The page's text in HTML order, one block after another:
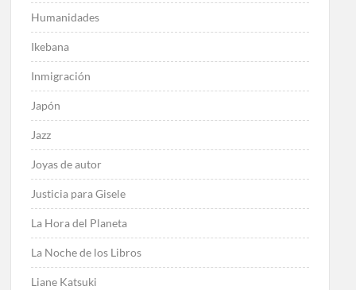
Humanidades
Ikebana
Inmigración
Japón
Jazz
Joyas de autor
Justicia para Gisele
La Hora del Planeta
La Noche de los Libros
Liane Katsuki